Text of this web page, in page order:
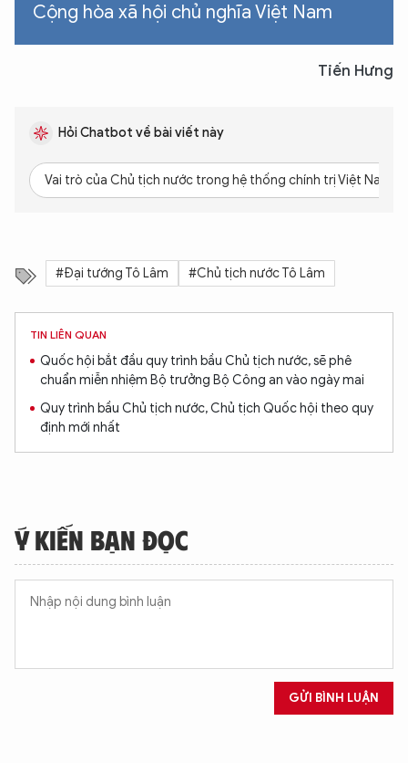
Cộng hòa xã hội chủ nghĩa Việt Nam
Tiến Hưng
Hỏi Chatbot về bài viết này
Vai trò của Chủ tịch nước trong hệ thống chính trị Việt Nam là
#Đại tướng Tô Lâm #Chủ tịch nước Tô Lâm
TIN LIÊN QUAN
Quốc hội bắt đầu quy trình bầu Chủ tịch nước, sẽ phê
chuẩn miễn nhiệm Bộ trưởng Bộ Công an vào ngày mai
Quy trình bầu Chủ tịch nước, Chủ tịch Quốc hội theo quy
định mới nhất
Ý KIẾN BẠN ĐỌC
GỬI BÌNH LUẬN